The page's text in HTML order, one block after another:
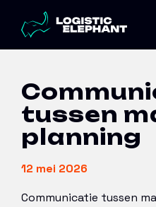
Home →Artikelen
magazijn en planning
tussen
planning
12 mei 2026
Communicatie tussen